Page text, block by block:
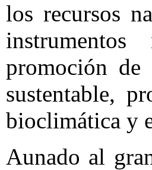
los recursos
promoción
sustentable,
bioclimática y
Aunado al